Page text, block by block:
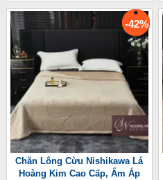
-42%
Chăn Lông Cừu Nishikawa Lá
Hoàng Kim Cao Cấp, Ấm Áp